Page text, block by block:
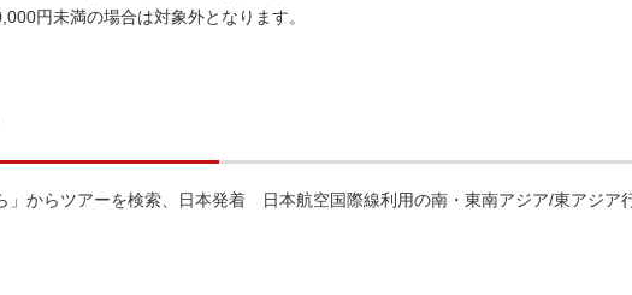
円未満の場合は対象外となります。
」からツアーを検索、日本発着 日本航空国際線利用の南・東南アジア/東アジア